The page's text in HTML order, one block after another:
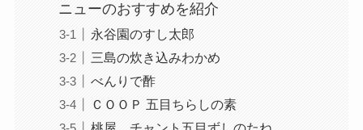
ニューのおすすめを紹介
永谷園のすし太郎
三島の炊き込みわかめ
べんりで酢
ＣＯＯＰ 五目ちらしの素